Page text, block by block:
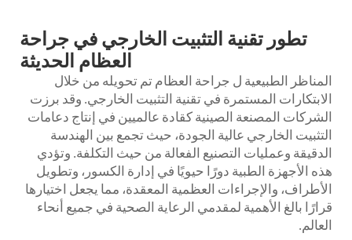
تطور تقنية التثبيت الخارجي في جراحة
العظام الحديثة
المناظر الطبيعية ل جراحة العظامتم تحويله من خلال
الابتكارات المستمرة في تقنية التثبيت الخارجي. وقد برزت
الشركات المصنعة الصينية كقادة عالميين في إنتاج دعامات
التثبيت الخارجي عالية الجودة، حيث تجمع بين الهندسة
الدقيقة وعمليات التصنيع الفعالة من حيث التكلفة. وتؤدي
هذه الأجهزة الطبية دورًا حيويًا في إدارة الكسور، وتطويل
الأطراف، والإجراءات العظمية المعقدة، مما يجعل اختيارها
قرارًا بالغ الأهمية لمقدمي الرعاية الصحية في جميع أنحاء
العالم.